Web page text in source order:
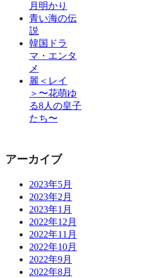
月明かり
青い海の伝
説
韓国ドラ
マ・エンタ
メ
麗＜レイ
＞〜花萌ゆ
る8人の皇子
たち〜
アーカイブ
2023年5月
2023年2月
2023年1月
2022年12月
2022年11月
2022年10月
2022年9月
2022年8月